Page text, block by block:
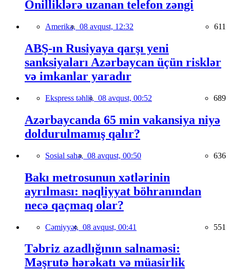
Onilliklərə uzanan telefon zəngi
Amerika, 08 avqust, 12:32 611
ABŞ-ın Rusiyaya qarşı yeni
sanksiyaları Azərbaycan üçün risklər
və imkanlar yaradır
Ekspress təhlil, 08 avqust, 00:52 689
Azərbaycanda 65 min vakansiya niyə
doldurulmamış qalır?
Sosial sahə, 08 avqust, 00:50 636
Bakı metrosunun xətlərinin
ayrılması: nəqliyyat böhranından
necə qaçmaq olar?
Cəmiyyət, 08 avqust, 00:41 551
Təbriz azadlığının salnaməsi:
Məşrutə hərəkatı və müasirlik